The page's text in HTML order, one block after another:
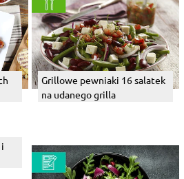
Grillowe pewniaki 16 salatek
na udanego grilla